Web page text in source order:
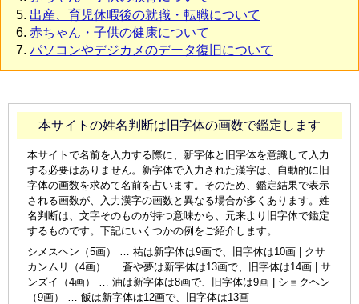
出産、育児休暇後の就職・転職について
赤ちゃん・子供の健康について
パソコンやデジカメのデータ復旧について
本サイトの姓名判断は旧字体の画数で鑑定します
本サイトで名前を入力する際に、新字体と旧字体を意識して入力
する必要はありません。新字体で入力された漢字は、自動的に旧
字体の画数を求めて名前を占います。そのため、鑑定結果で表示
される画数が、入力漢字の画数と異なる場合が多くあります。姓
名判断は、文字そのものが持つ意味から、元来より旧字体で鑑定
するものです。下記にいくつかの例をご紹介します。
シメスヘン（5画） … 祐は新字体は9画で、旧字体は10画 | クサ
カンムリ（4画） … 蒼や夢は新字体は13画で、旧字体は14画 | サ
ンズイ（4画） … 油は新字体は8画で、旧字体は9画 | ショクヘン
（9画） … 飯は新字体は12画で、旧字体は13画